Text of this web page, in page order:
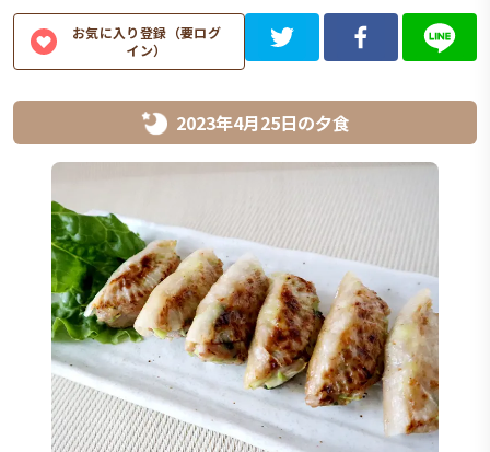
お気に入り登録（要ログ
イン）
2023年4月25日の夕食